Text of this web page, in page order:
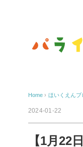
Home › ほいくえんブ
2024-01-22
【1月22